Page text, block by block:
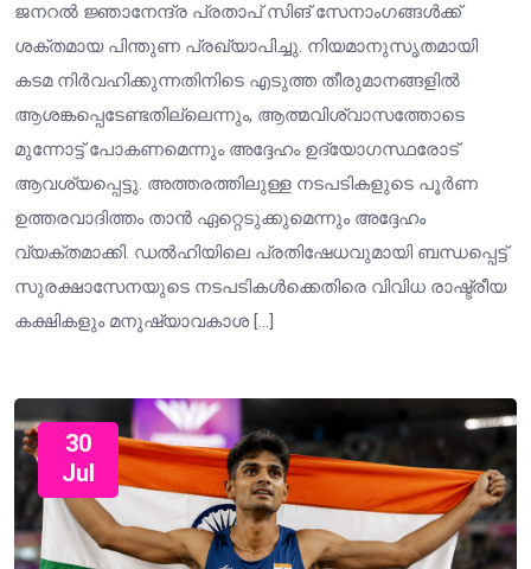
ജനറൽ ജ്ഞാനേന്ദ്ര പ്രതാപ് സിങ് സേനാംഗങ്ങൾക്ക്
ശക്തമായ പിന്തുണ പ്രഖ്യാപിച്ചു. നിയമാനുസൃതമായി
കടമ നിർവഹിക്കുന്നതിനിടെ എടുത്ത തീരുമാനങ്ങളിൽ
ആശങ്കപ്പെടേണ്ടതില്ലെന്നും, ആത്മവിശ്വാസത്തോടെ
മുന്നോട്ട് പോകണമെന്നും അദ്ദേഹം ഉദ്യോഗസ്ഥരോട്
ആവശ്യപ്പെട്ടു. അത്തരത്തിലുള്ള നടപടികളുടെ പൂർണ
ഉത്തരവാദിത്തം താൻ ഏറ്റെടുക്കുമെന്നും അദ്ദേഹം
വ്യക്തമാക്കി. ഡൽഹിയിലെ പ്രതിഷേധവുമായി ബന്ധപ്പെട്ട്
സുരക്ഷാസേനയുടെ നടപടികൾക്കെതിരെ വിവിധ രാഷ്ട്രീയ
കക്ഷികളും മനുഷ്യാവകാശ […]
30
Jul